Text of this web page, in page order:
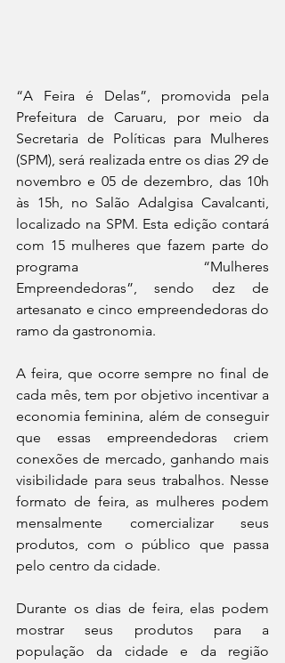
“A Feira é Delas”, promovida pela
Prefeitura de Caruaru, por meio da
Secretaria de Políticas para Mulheres
(SPM), será realizada entre os dias 29 de
novembro e 05 de dezembro, das 10h
às 15h, no Salão Adalgisa Cavalcanti,
localizado na SPM. Esta edição contará
com 15 mulheres que fazem parte do
programa “Mulheres
Empreendedoras”, sendo dez de
artesanato e cinco empreendedoras do
ramo da gastronomia.
A feira, que ocorre sempre no final de
cada mês, tem por objetivo incentivar a
economia feminina, além de conseguir
que essas empreendedoras criem
conexões de mercado, ganhando mais
visibilidade para seus trabalhos. Nesse
formato de feira, as mulheres podem
mensalmente comercializar seus
produtos, com o público que passa
pelo centro da cidade.
Durante os dias de feira, elas podem
mostrar seus produtos para a
população da cidade e da região